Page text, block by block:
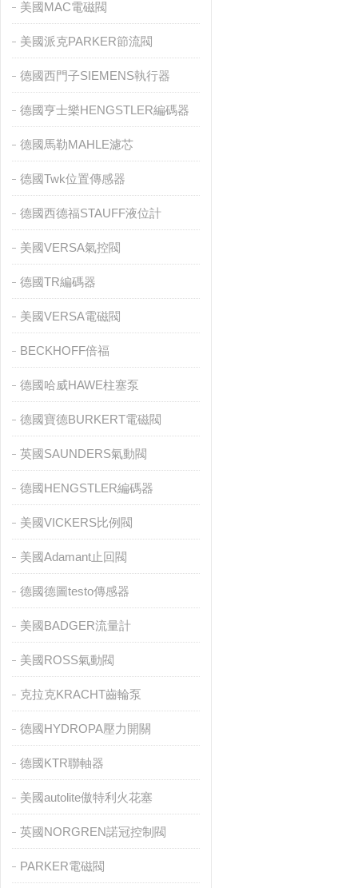
美國MAC電磁閥
美國派克PARKER節流閥
德國西門子SIEMENS執行器
德國亨士樂HENGSTLER編碼器
德國馬勒MAHLE濾芯
德國Twk位置傳感器
德國西德福STAUFF液位計
美國VERSA氣控閥
德國TR編碼器
美國VERSA電磁閥
BECKHOFF倍福
德國哈威HAWE柱塞泵
德國寶德BURKERT電磁閥
英國SAUNDERS氣動閥
德國HENGSTLER編碼器
美國VICKERS比例閥
美國Adamant止回閥
德國德圖testo傳感器
美國BADGER流量計
美國ROSS氣動閥
克拉克KRACHT齒輪泵
德國HYDROPA壓力開關
德國KTR聯軸器
美國autolite傲特利火花塞
英國NORGREN諾冠控制閥
PARKER電磁閥